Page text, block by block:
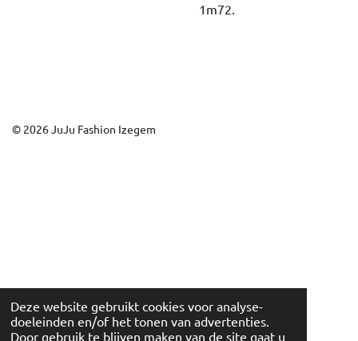
Deze website gebruikt cookies voor analyse-
doeleinden en/of het tonen van advertenties.
Door gebruik te blijven maken van de site gaat u
1m72.
© 2026 JuJu Fashion Izegem